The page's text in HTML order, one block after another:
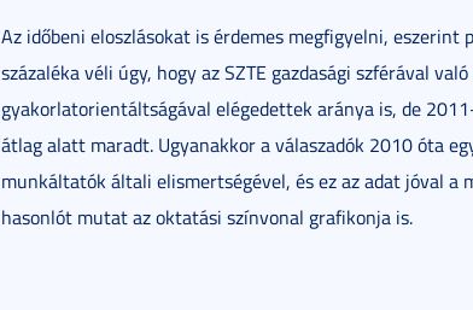
Az időbeni eloszlásokat is érdemes megfigyelni, eszerint
százaléka véli úgy, hogy az SZTE gazdasági szférával
gyakorlatorientáltságával elégedettek aránya is, de
átlag alatt maradt. Ugyanakkor a válaszadók 2010 óta
munkáltatók általi elismertségével, és ez az adat jóval a
hasonlót mutat az oktatási színvonal grafikonja is.